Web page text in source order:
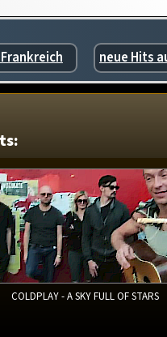
neue Hits
COLDPLAY - A SKY FULL OF STARS